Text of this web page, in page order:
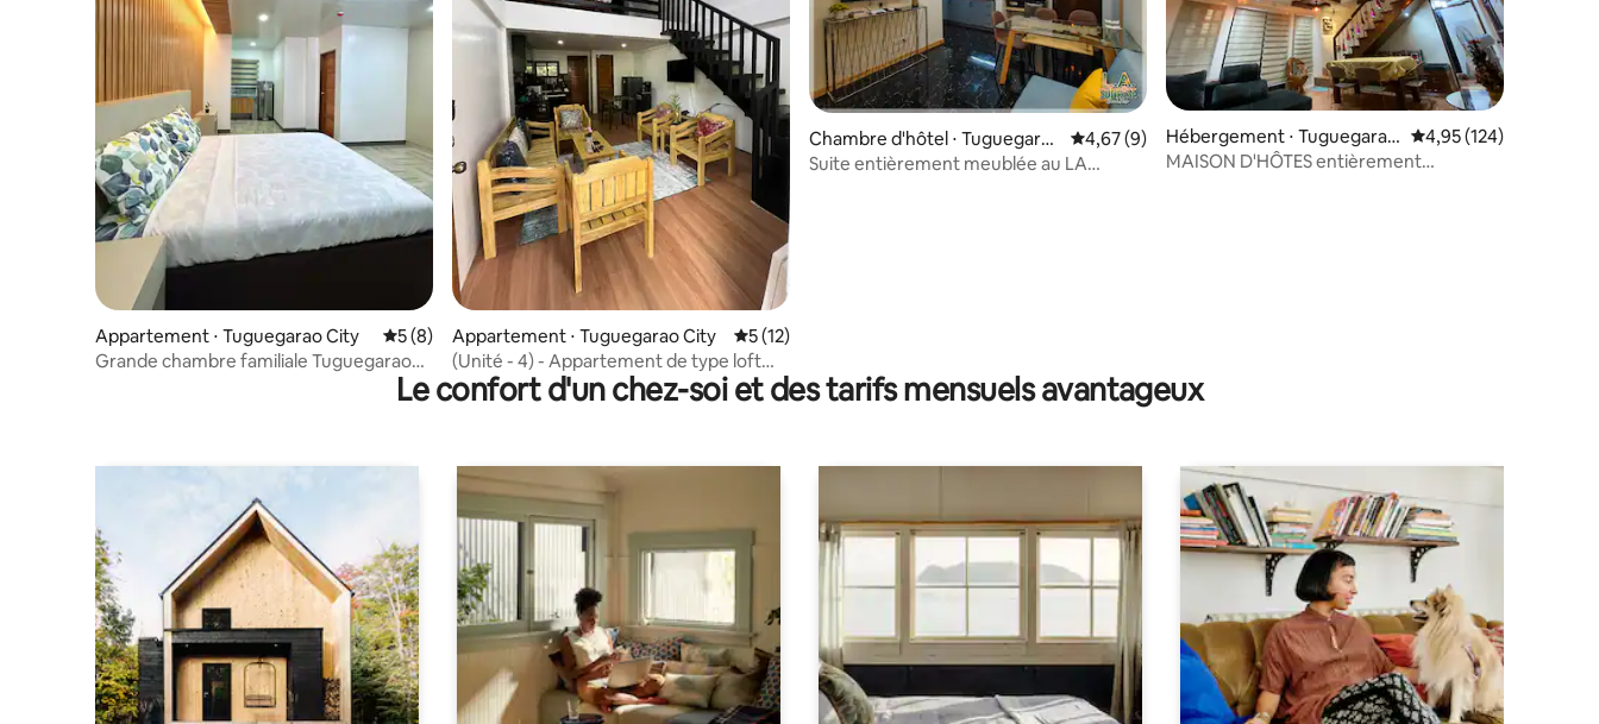
Appartement ⋅ Tuguegarao City Évaluation moyenne sur la base de 8 commentaires : 5 sur 5
5 (8)
Grande chambre familiale Tuguegarao
Appartement ⋅ Tuguegarao City Évaluation moyenne sur la base de 12 commentaires : 5 sur 5
5 (12)
(Unité - 4) - Appartement de type loft
avec clim et WIFI
Chambre d'hôtel ⋅ Tuguegarao
City
Évaluation moyenne sur la base de 9 commentaires : 4,67 sur 5
4,67 (9)
Suite entièrement meublée au LA
Hébergement ⋅ Tuguegarao
City
Évaluation moyenne
4,95 (124)
MAISON D'HÔTES entièrement
Le confort d'un chez-soi et des tarifs mensuels avantageux